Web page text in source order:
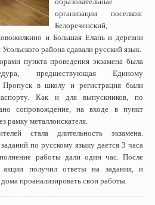
организации поселков:
Белореченский,
и Большая Елань и деревни
района сдавали русский язык.
пункта проведения экзамена была
предшествующая Единому
Пропуск в школу и регистрация были
Как и для выпускников, по
сопровождение, на входе в пункт
рамку металлоискателя.
стала длительность экзамена.
по русскому языку дается 3 часа
работы дали один час. После
акции получил ответы на задания, и
проанализировать свои работы.